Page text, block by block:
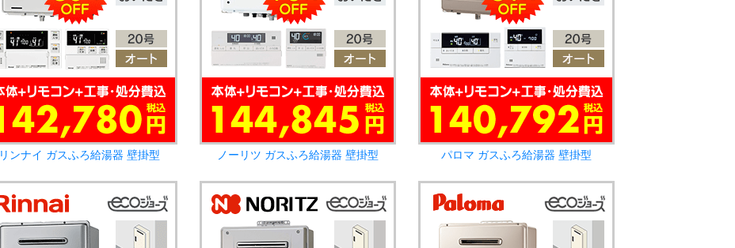
リンナイ ガスふろ給湯器 壁掛型 ノーリツ ガスふろ給湯器 壁掛型 パロマ ガスふろ給湯器 壁掛型